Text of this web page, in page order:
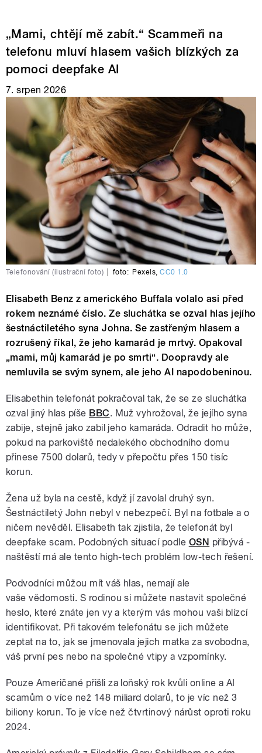
„Mami, chtějí mě zabít.“ Scammeři na
telefonu mluví hlasem vašich blízkých za
pomoci deepfake AI
7. srpen 2026
Telefonování (ilustrační foto) foto: Pexels ,CC0 1.0
Elisabeth Benz z amerického Buffala volalo asi před
rokem neznámé číslo. Ze sluchátka se ozval hlas jejího
šestnáctiletého syna Johna. Se zastřeným hlasem a
rozrušený říkal, že jeho kamarád je mrtvý. Opakoval
„mami, můj kamarád je po smrti“. Doopravdy ale
nemluvila se svým synem, ale jeho AI napodobeninou.
Elisabethin telefonát pokračoval tak, že se ze sluchátka
ozval jiný hlas píše BBC. Muž vyhrožoval, že jejího syna
zabije, stejně jako zabil jeho kamaráda. Odradit ho může,
pokud na parkoviště nedalekého obchodního domu
přinese 7500 dolarů, tedy v přepočtu přes 150 tisíc
korun.
Žena už byla na cestě, když jí zavolal druhý syn.
Šestnáctiletý John nebyl v nebezpečí. Byl na fotbale a o
ničem nevěděl. Elisabeth tak zjistila, že telefonát byl
deepfake scam. Podobných situací podle OSN přibývá -
naštěstí má ale tento high-tech problém low-tech řešení.
Podvodníci můžou mít váš hlas, nemají ale
vaše vědomosti. S rodinou si můžete nastavit společné
heslo, které znáte jen vy a kterým vás mohou vaši blízcí
identifikovat. Při takovém telefonátu se jich můžete
zeptat na to, jak se jmenovala jejich matka za svobodna,
váš první pes nebo na společné vtipy a vzpomínky.
Pouze Američané přišli za loňský rok kvůli online a AI
scamům o více než 148 miliard dolarů, to je víc než 3
biliony korun. To je více než čtvrtinový nárůst oproti roku
2024.